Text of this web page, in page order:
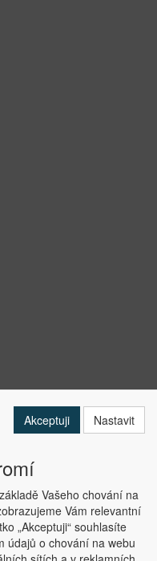
a.s. 2019
Akceptuji Nastavit
Vašeho chování na
Vám relevantní
„Akceptuji“ souhlasíte
údajů o chování na webu